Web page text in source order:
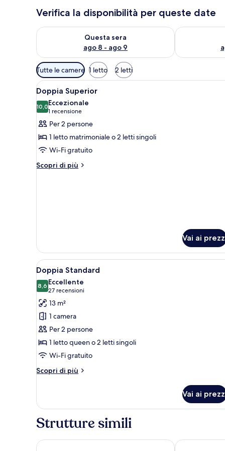
Verifica la disponibilità per queste date
Questa sera
ago 8 - ago 9
Verifica la disponibilità per questa sera, ago 8 - ago 9
Verifica la
Filtri
disponibili
per
le
camere
Tutte le camere 1 letto 2 letti
Apri
tutte
le
foto
per
Doppia
Superior
Una camera d'albergo con
5
Doppia Superior
10,010,0 su 10
Eccezionale
1 recensione
(1
recensione)
Per 2 persone
1 letto matrimoniale o 2 letti singoli
Wi-Fi gratuito
Scopri di più
Altri
Vai ai
Apri
tutte
le
foto
per
Doppia
Standard
Una camera d'albergo con
5
Doppia Standard
8,68,6 su 10
Eccellente
27 recensioni
(27
recensioni)
13 m²
1 camera
Per 2 persone
1 letto queen o 2 letti singoli
Wi-Fi gratuito
Scopri di più
Altri
Standard
Vai ai
Strutture simili
Casual Vintage Valencia Hotel by Casual Hoteles
One Shot